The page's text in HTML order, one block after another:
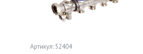
Артикул: 52404